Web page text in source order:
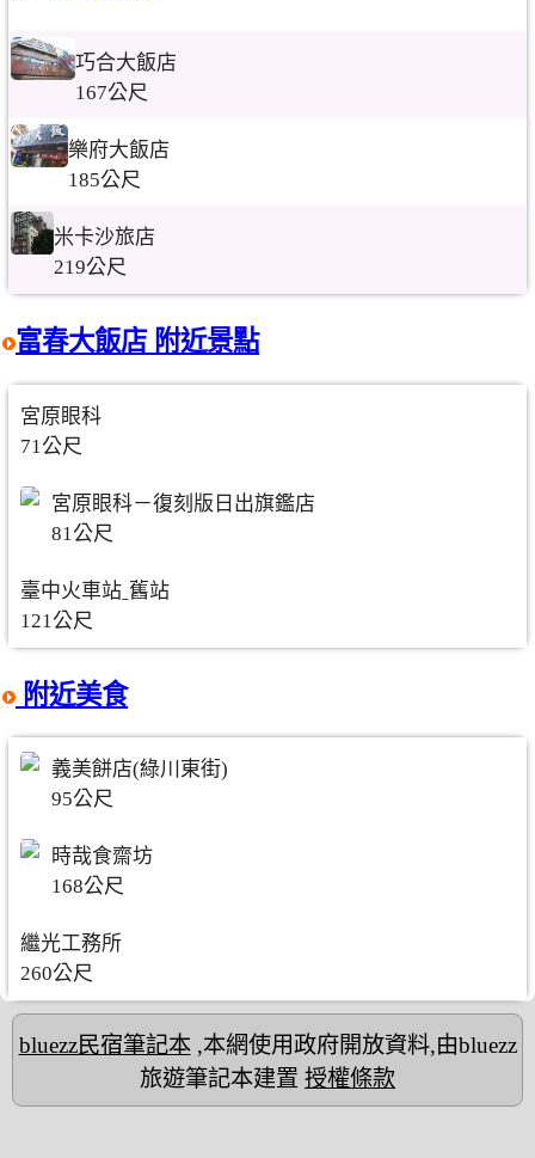
巧合大飯店
167公尺
樂府大飯店
185公尺
米卡沙旅店
219公尺
富春大飯店 附近景點
宮原眼科
71公尺
宮原眼科－復刻版日出旗鑑店
81公尺
臺中火車站ˍ舊站
121公尺
附近美食
義美餅店(綠川東街)
95公尺
時哉食齋坊
168公尺
繼光工務所
260公尺
bluezz民宿筆記本,本網使用政府開放資料,由bluezz
旅遊筆記本建置 授權條款